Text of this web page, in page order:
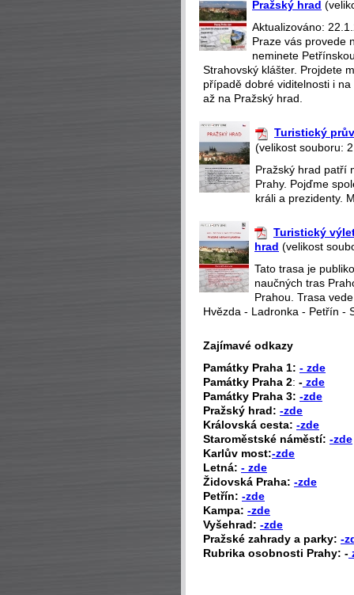
Pražský hrad
Aktualizováno:
Praze vás provede
neminete
Strahovský klášter. Projdete
případě dobré viditelnosti i
až na Pražský hrad.
Turistický
(velikost souboru:
Pražský hrad patří
Prahy. Pojďme
králi a prezidenty.
Turistický
hrad (velikost
Tato trasa je
naučných tras
Prahou. Trasa
Hvězda - Ladronka - Petřín -
Zajímavé odkazy
Památky Praha 1: - zde
Památky Praha 2: - zde
Památky Praha 3: -zde
Pražský hrad: -zde
Královská cesta: -zde
Staroměstské náměstí: -zde
Karlův most:-zde
Letná: - zde
Židovská Praha: -zde
Petřín: -zde
Kampa: -zde
Vyšehrad: -zde
Pražské zahrady a parky: -
Rubrika osobnosti Prahy: -